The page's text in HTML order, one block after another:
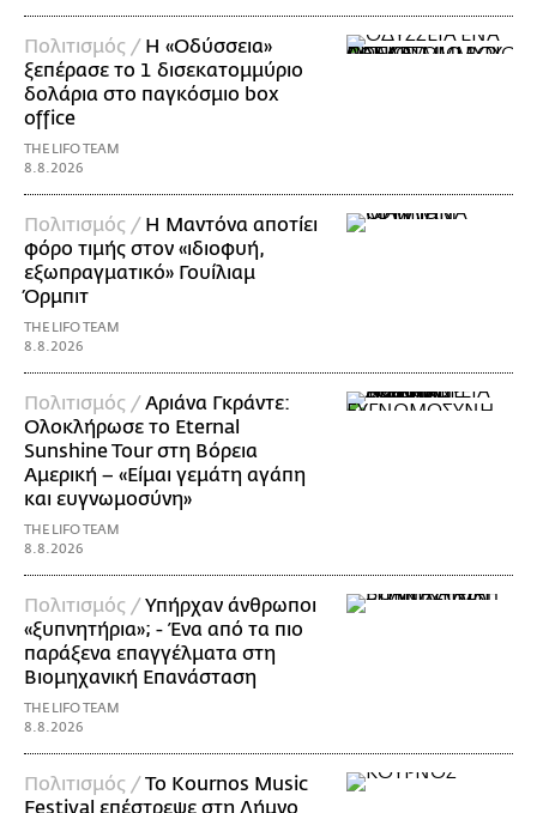
Πολιτισμός / Η «Οδύσσεια»
ξεπέρασε το 1 δισεκατομμύριο
δολάρια στο παγκόσμιο box
office
THE LIFO TEAM
8.8.2026
Πολιτισμός / Η Μαντόνα αποτίει
φόρο τιμής στον «ιδιοφυή,
εξωπραγματικό» Γουίλιαμ
Όρμπιτ
THE LIFO TEAM
8.8.2026
Πολιτισμός / Αριάνα Γκράντε:
Ολοκλήρωσε το Eternal
Sunshine Tour στη Βόρεια
Αμερική – «Είμαι γεμάτη αγάπη
και ευγνωμοσύνη»
THE LIFO TEAM
8.8.2026
Πολιτισμός / Υπήρχαν άνθρωποι
«ξυπνητήρια»; - Ένα από τα πιο
παράξενα επαγγέλματα στη
Βιομηχανική Επανάσταση
THE LIFO TEAM
8.8.2026
Πολιτισμός / Το Kournos Music
Festival επέστρεψε στη Λήμνο